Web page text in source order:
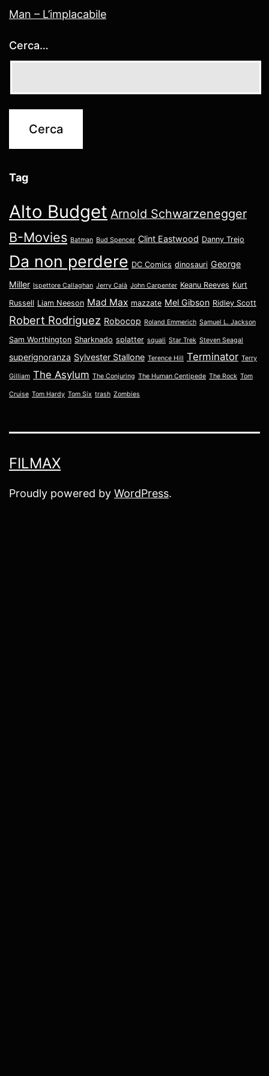
Man – L’implacabile
Cerca…
Tag
Alto Budget Arnold Schwarzenegger
B-Movies Batman Bud Spencer Clint Eastwood Danny Trejo
Da non perdere DC Comics dinosauri George
Miller Ispettore Callaghan Jerry Calà John Carpenter Keanu Reeves Kurt
Russell Liam Neeson Mad Max mazzate Mel Gibson Ridley Scott
Robert Rodriguez Robocop Roland Emmerich Samuel L. Jackson
Sam Worthington Sharknado splatter squali Star Trek Steven Seagal
superignoranza Sylvester Stallone Terence Hill Terminator Terry
Gilliam The Asylum The Conjuring The Human Centipede The Rock Tom
Cruise Tom Hardy Tom Six trash Zombies
FILMAX
Proudly powered by WordPress.